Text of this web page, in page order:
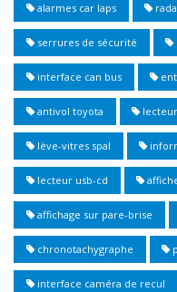
alarmes car laps
serrures de sécurité
interface can bus
antivol toyota
lève-vitres spal
lecteur usb-cd
affichage sur pare-brise
chronotachygraphe
interface caméra de recul